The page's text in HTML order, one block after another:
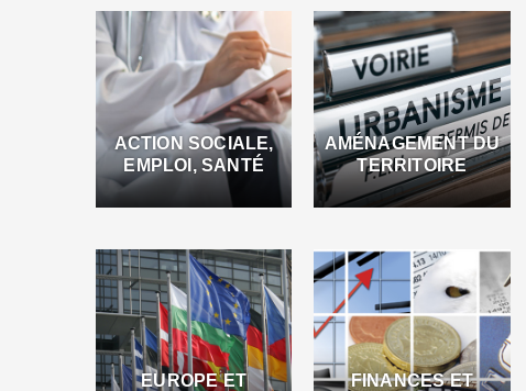
ACTION SOCIALE,
EMPLOI, SANTÉ
AMÉNAGEMENT DU
TERRITOIRE
EUROPE ET
FINANCES ET